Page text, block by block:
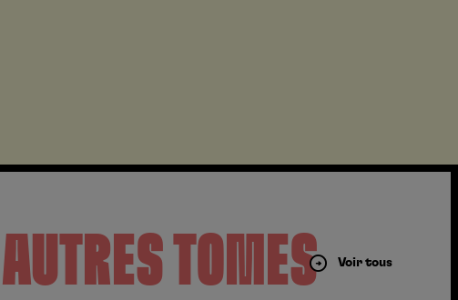
AUTRES TOMES Voir tous